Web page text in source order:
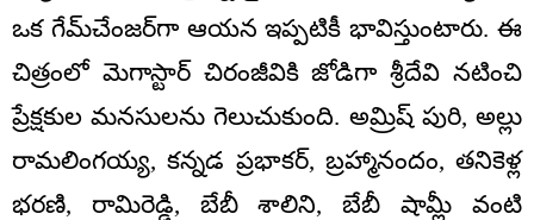
ఒక గేమ్‌చేంజర్‌గా ఆయన ఇప్పటికీ భావిస్తుంటారు. ఈ
చిత్రంలో మెగాస్టార్ చిరంజీవికి జోడిగా శ్రీదేవి నటించి
ప్రేక్షకుల మనసులను గెలుచుకుంది. అమ్రిష్ పురి, అల్లు
రామలింగయ్య, కన్నడ ప్రభాకర్, బ్రహ్మానందం, తనికెళ్ల
భరణి, రామిరెడ్డి, బేబీ శాలిని, బేబీ షామ్లీ వంటి